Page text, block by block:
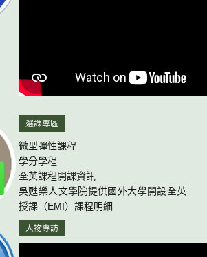
選課專區
微型彈性課程
學分學程
全英課程開課資訊
吳甦樂人文學院提供國外大學開設全英
授課（EMI）課程明細
人物專訪